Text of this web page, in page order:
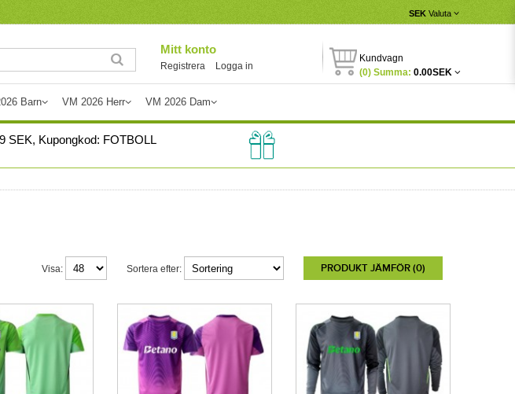
SEK Valuta
Mitt konto
Registrera Logga in
Kundvagn
(0) Summa: 0.00SEK
Barn VM 2026 Herr VM 2026 Dam
SEK, Kupongkod: FOTBOLL
PRODUKT JÄMFÖR (0)
Sortera efter:
Visa: